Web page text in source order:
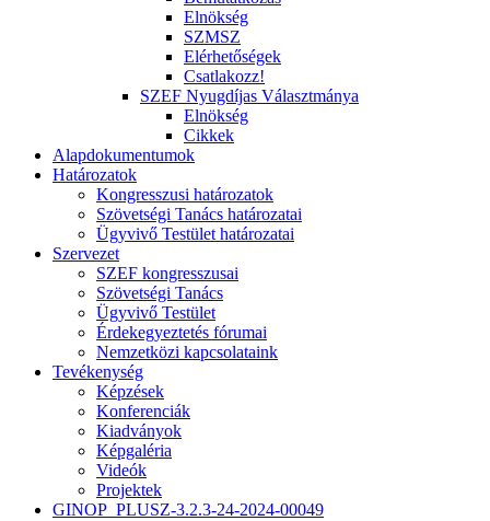
Elnökség
SZMSZ
Elérhetőségek
Csatlakozz!
SZEF Nyugdíjas Választmánya
Elnökség
Cikkek
Alapdokumentumok
Határozatok
Kongresszusi határozatok
Szövetségi Tanács határozatai
Ügyvivő Testület határozatai
Szervezet
SZEF kongresszusai
Szövetségi Tanács
Ügyvivő Testület
Érdekegyeztetés fórumai
Nemzetközi kapcsolataink
Tevékenység
Képzések
Konferenciák
Kiadványok
Képgaléria
Videók
Projektek
GINOP_PLUSZ-3.2.3-24-2024-00049